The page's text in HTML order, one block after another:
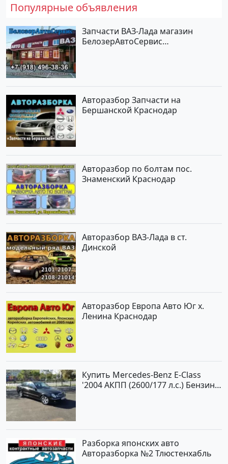
Популярные объявления
Запчасти ВАЗ-Лада магазин
БелозерАвтоСервис
Авторазбор Запчасти на
Бершанской Краснодар
Авторазбор по болтам пос.
Знаменский Краснодар
Авторазбор ВАЗ-Лада в ст.
Динской
Авторазбор Европа Авто Юг х.
Ленина Краснодар
Купить Mercedes-Benz E-Class
'2004 АКПП (2600/177 л.с.) Бензин
Разборка японских авто
Авторазборка №2 Тлюстенхабль